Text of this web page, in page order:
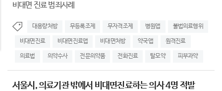
비대면 진료 범죄사례
대용량처방 무등록조제 무자격조제 병원앱 불법의료행위
비대면진료 비대면진료앱 비대면처방 약국앱 원격진료
의료법 의약수사 전문의약품 전화진료 탈모약 피부과약
서울시, 의료기관 밖에서 비대면진료하는 의사 4명 적발